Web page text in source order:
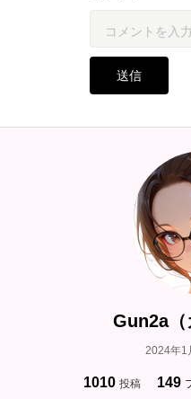
送信
Gun2a（
2024年1
1010 投稿 149